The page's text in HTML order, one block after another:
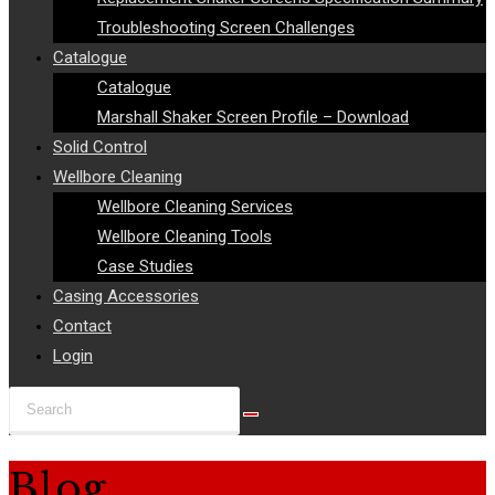
Troubleshooting Screen Challenges
Catalogue
Catalogue
Marshall Shaker Screen Profile – Download
Solid Control
Wellbore Cleaning
Wellbore Cleaning Services
Wellbore Cleaning Tools
Case Studies
Casing Accessories
Contact
Login